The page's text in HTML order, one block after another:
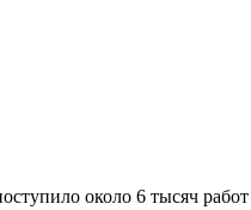
около 6 тысяч